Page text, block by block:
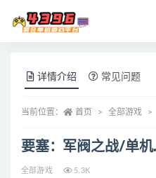
详情介绍 常见问题
当前位置： 首页 全部游戏
要塞：军阀之战/单机
全部游戏 5.3K